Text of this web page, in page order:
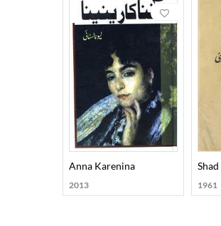
Anna Karenina
2013 1961